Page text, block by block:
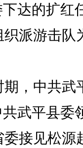
达的扩红
派游击队
，中共武
武平县委
接见松源